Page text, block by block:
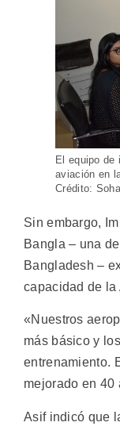
El equipo de
aviación en
Crédito:
Sin embargo,
Bangla – una
Bangladesh –
capacidad de la
«Nuestros
más básico y
entrenamiento.
mejorado en 40
Asif indicó que